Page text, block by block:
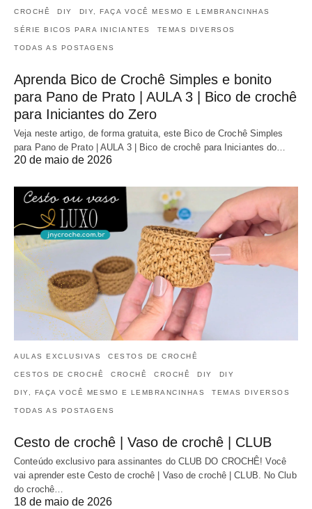
CROCHÊ DIY DIY, FAÇA VOCÊ MESMO E LEMBRANCINHAS
SÉRIE BICOS PARA INICIANTES TEMAS DIVERSOS
TODAS AS POSTAGENS
Aprenda Bico de Crochê Simples e bonito
para Pano de Prato | AULA 3 | Bico de crochê
para Iniciantes do Zero
Veja neste artigo, de forma gratuita, este Bico de Crochê Simples
para Pano de Prato | AULA 3 | Bico de crochê para Iniciantes do…
20 de maio de 2026
AULAS EXCLUSIVAS CESTOS DE CROCHÊ
CESTOS DE CROCHÊ CROCHÊ CROCHÊ DIY DIY
DIY, FAÇA VOCÊ MESMO E LEMBRANCINHAS TEMAS DIVERSOS
TODAS AS POSTAGENS
Cesto de crochê | Vaso de crochê | CLUB
Conteúdo exclusivo para assinantes do CLUB DO CROCHÊ! Você
vai aprender este Cesto de crochê | Vaso de crochê | CLUB. No Club
do crochê…
18 de maio de 2026